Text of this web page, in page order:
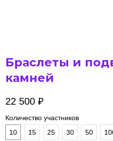
Браслеты и
камней
22 500 ₽
Количество участников
10
15 25 30 50